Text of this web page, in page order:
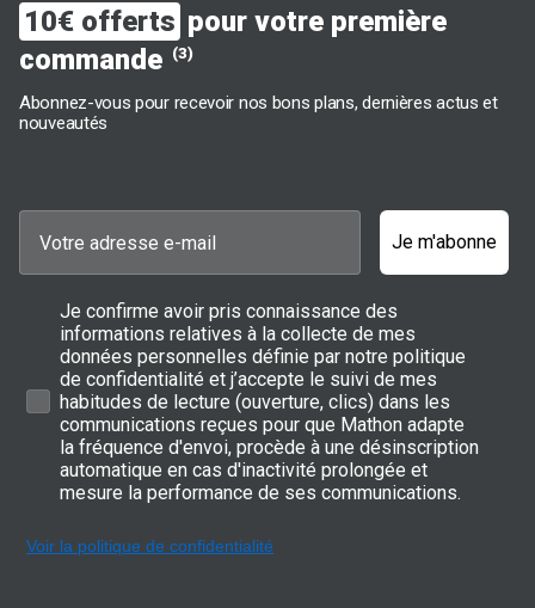
10€ offerts pour votre première
commande (3)
Abonnez-vous pour recevoir nos bons plans, dernières actus et
nouveautés
Je m'abonne
Je confirme avoir pris connaissance des
informations relatives à la collecte de mes
données personnelles définie par notre politique
de confidentialité et j’accepte le suivi de mes
habitudes de lecture (ouverture, clics) dans les
communications reçues pour que Mathon adapte
la fréquence d'envoi, procède à une désinscription
automatique en cas d'inactivité prolongée et
mesure la performance de ses communications.
Voir la politique de confidentialité